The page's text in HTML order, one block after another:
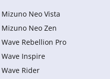
Mizuno Neo Vista
Mizuno Neo Zen
Wave Rebellion Pro
Wave Inspire
Wave Rider